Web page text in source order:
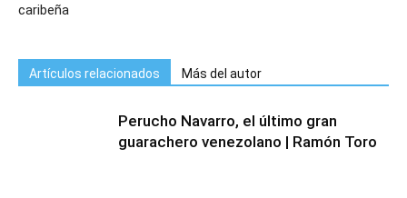
caribeña
Artículos relacionados Más del autor
Perucho Navarro, el último gran
guarachero venezolano | Ramón Toro